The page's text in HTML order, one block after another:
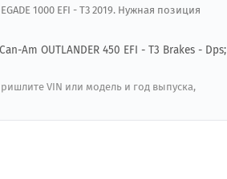
1000 EFI - T3 2019. Нужная позиция
Am OUTLANDER 450 EFI - T3 Brakes - Dps;
VIN или модель и год выпуска,